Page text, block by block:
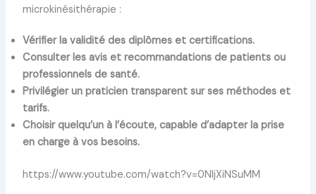
microkinésithérapie :
Vérifier la validité des diplômes et certifications.
Consulter les avis et recommandations de patients ou
professionnels de santé.
Privilégier un praticien transparent sur ses méthodes et
tarifs.
Choisir quelqu’un à l’écoute, capable d’adapter la prise
en charge à vos besoins.
https://www.youtube.com/watch?v=0NljXiNSuMM